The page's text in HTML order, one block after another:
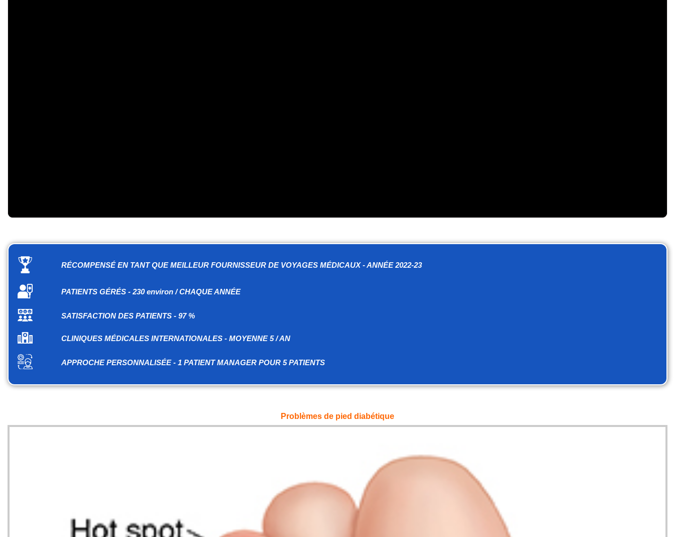
RÉCOMPENSÉ EN TANT QUE MEILLEUR FOURNISSEUR DE VOYAGES MÉDICAUX - ANNÉE 2022-23
PATIENTS GÉRÉS - 230 environ / CHAQUE ANNÉE
SATISFACTION DES PATIENTS - 97 %
CLINIQUES MÉDICALES INTERNATIONALES - MOYENNE 5 / AN
APPROCHE PERSONNALISÉE - 1 PATIENT MANAGER POUR 5 PATIENTS
Problèmes de pied diabétique